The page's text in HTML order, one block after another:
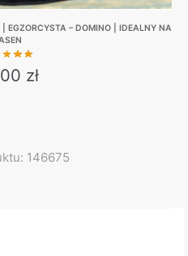
EGZORCYSTA – DOMINO | IDEALNY NA
zł
146675